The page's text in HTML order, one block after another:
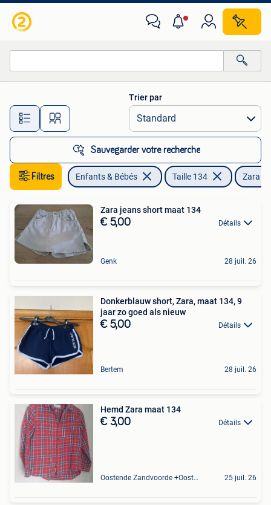
Toutes les distances…
Trier par
Sauvegarder votre recherche
Filtres Enfants & Bébés Taille 134 Zara
Zara jeans short maat 134
€ 5,00 Détails
Genk 28 juil. 26
Donkerblauw short, Zara, maat 134, 9
jaar zo goed als nieuw
€ 5,00 Détails
Bertem 28 juil. 26
Hemd Zara maat 134
€ 3,00 Détails
Oostende Zandvoorde +Oostende 25 juil. 26